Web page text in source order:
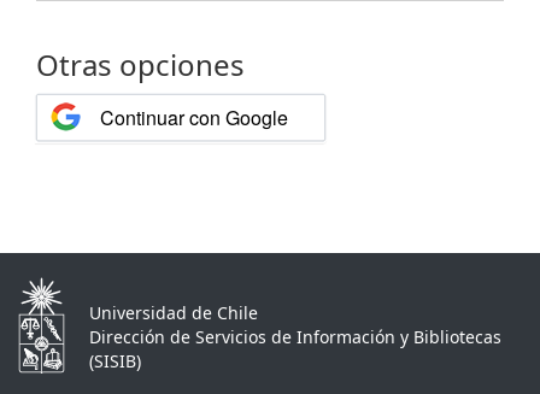
Otras opciones
Continuar con Google
Universidad de Chile
Dirección de Servicios de Información y Bibliotecas
(SISIB)